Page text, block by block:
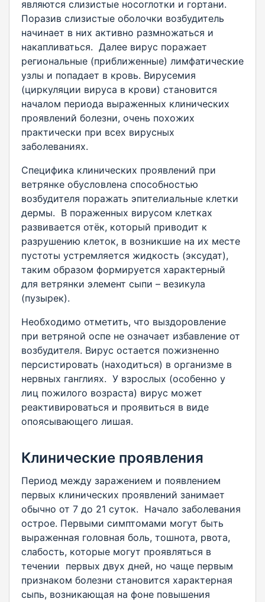
являются слизистые носоглотки и гортани.
Поразив слизистые оболочки возбудитель
начинает в них активно размножаться и
накапливаться. Далее вирус поражает
региональные (приближенные) лимфатические
узлы и попадает в кровь. Вирусемия
(циркуляции вируса в крови) становится
началом периода выраженных клинических
проявлений болезни, очень похожих
практически при всех вирусных
заболеваниях.
Специфика клинических проявлений при
ветрянке обусловлена способностью
возбудителя поражать эпителиальные клетки
дермы. В пораженных вирусом клетках
развивается отёк, который приводит к
разрушению клеток, в возникшие на их месте
пустоты устремляется жидкость (эксудат),
таким образом формируется характерный
для ветрянки элемент сыпи – везикула
(пузырек).
Необходимо отметить, что выздоровление
при ветряной оспе не означает избавление от
возбудителя. Вирус остается пожизненно
персистировать (находиться) в организме в
нервных ганглиях. У взрослых (особенно у
лиц пожилого возраста) вирус может
реактивироваться и проявиться в виде
опоясывающего лишая.
Клинические проявления
Период между заражением и появлением
первых клинических проявлений занимает
обычно от 7 до 21 суток. Начало заболевания
острое. Первыми симптомами могут быть
выраженная головная боль, тошнота, рвота,
слабость, которые могут проявляться в
течении первых двух дней, но чаще первым
признаком болезни становится характерная
сыпь, возникающая на фоне повышения